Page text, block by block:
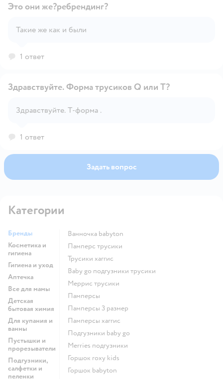
Это они же?ребрендинг?
Такие же как и были
1 ответ
Здравствуйте. Форма трусиков Q или Т?
Здравствуйте. T-форма .
1 ответ
Задать вопрос
Категории
Бренды
Косметика и
гигиена
Гигиена и уход
Аптечка
Все для мамы
Детская
бытовая химия
Для купания и
ванны
Пустышки и
прорезыватели
Подгузники,
салфетки и
пеленки
ванночка babyton
памперс трусики
трусики хаггис
baby go подгузники трусики
меррис трусики
памперсы
памперсы 3 размер
памперсы хаггис
подгузники baby go
merries подгузники
горшок roxy kids
горшок babyton